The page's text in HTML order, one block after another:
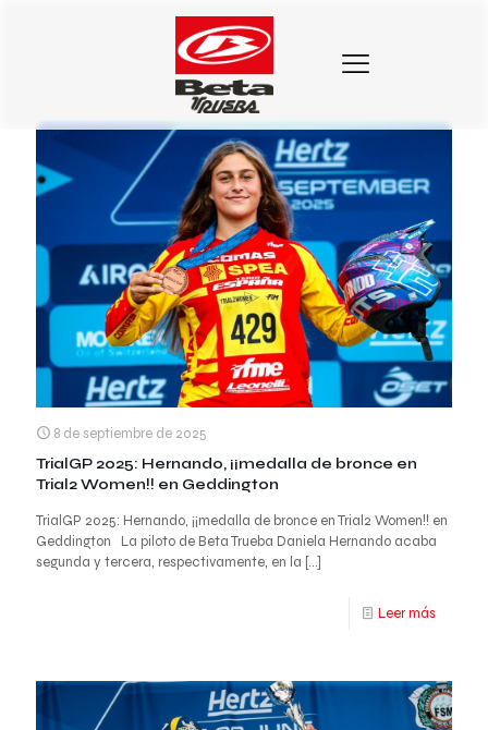
Etiquetas Autores Mostrar todo
8 de septiembre de 2025
TrialGP 2025: Hernando, ¡¡medalla de bronce en
Trial2 Women!! en Geddington
TrialGP 2025: Hernando, ¡¡medalla de bronce en Trial2 Women!! en
Geddington La piloto de Beta Trueba Daniela Hernando acaba
segunda y tercera, respectivamente, en la […]
Leer más